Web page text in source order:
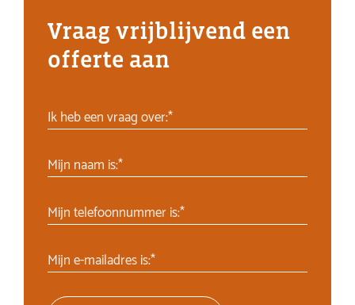
Vraag vrijblijvend een
offerte aan
Ik heb een vraag over:*
Mijn naam is:*
Mijn telefoonnummer is:*
Mijn e-mailadres is:*